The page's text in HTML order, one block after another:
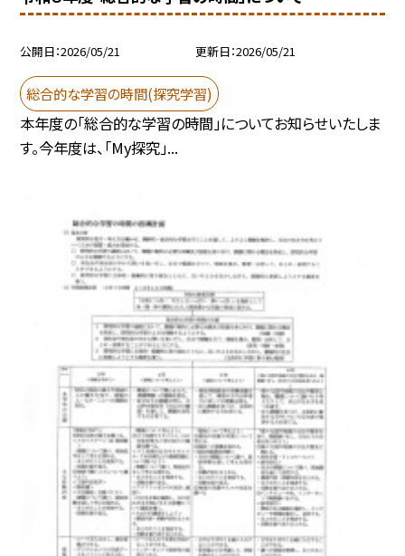
公開日 2026/05/21 更新日 2026/05/21
総合的な学習の時間(探究学習)
本年度の「総合的な学習の時間」についてお知らせいたしま
す。今年度は、「My探究」...